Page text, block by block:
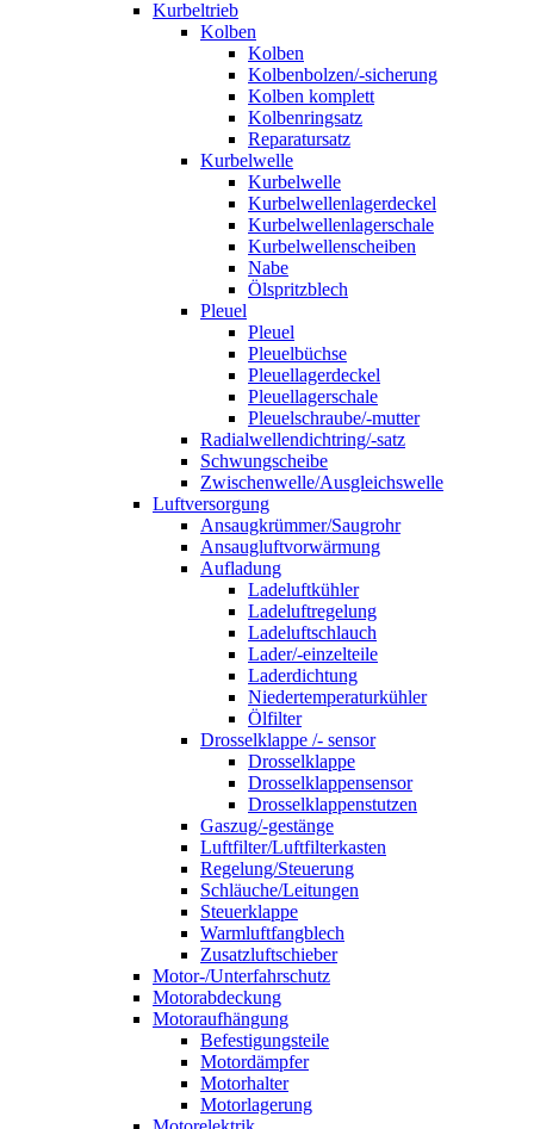
Kurbeltrieb
Kolben
Kolben
Kolbenbolzen/-sicherung
Kolben komplett
Kolbenringsatz
Reparatursatz
Kurbelwelle
Kurbelwelle
Kurbelwellenlagerdeckel
Kurbelwellenlagerschale
Kurbelwellenscheiben
Nabe
Ölspritzblech
Pleuel
Pleuel
Pleuelbüchse
Pleuellagerdeckel
Pleuellagerschale
Pleuelschraube/-mutter
Radialwellendichtring/-satz
Schwungscheibe
Zwischenwelle/Ausgleichswelle
Luftversorgung
Ansaugkrümmer/Saugrohr
Ansaugluftvorwärmung
Aufladung
Ladeluftkühler
Ladeluftregelung
Ladeluftschlauch
Lader/-einzelteile
Laderdichtung
Niedertemperaturkühler
Ölfilter
Drosselklappe /- sensor
Drosselklappe
Drosselklappensensor
Drosselklappenstutzen
Gaszug/-gestänge
Luftfilter/Luftfilterkasten
Regelung/Steuerung
Schläuche/Leitungen
Steuerklappe
Warmluftfangblech
Zusatzluftschieber
Motor-/Unterfahrschutz
Motorabdeckung
Motoraufhängung
Befestigungsteile
Motordämpfer
Motorhalter
Motorlagerung